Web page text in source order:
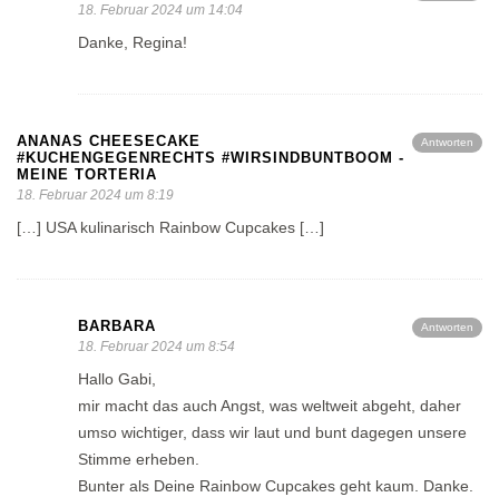
18. Februar 2024 um 14:04
Danke, Regina!
Antworten
ANANAS CHEESECAKE
#KUCHENGEGENRECHTS #WIRSINDBUNTBOOM -
MEINE TORTERIA
18. Februar 2024 um 8:19
[…] USA kulinarisch Rainbow Cupcakes […]
Antworten
BARBARA
18. Februar 2024 um 8:54
Hallo Gabi,
mir macht das auch Angst, was weltweit abgeht, daher
umso wichtiger, dass wir laut und bunt dagegen unsere
Stimme erheben.
Bunter als Deine Rainbow Cupcakes geht kaum. Danke.